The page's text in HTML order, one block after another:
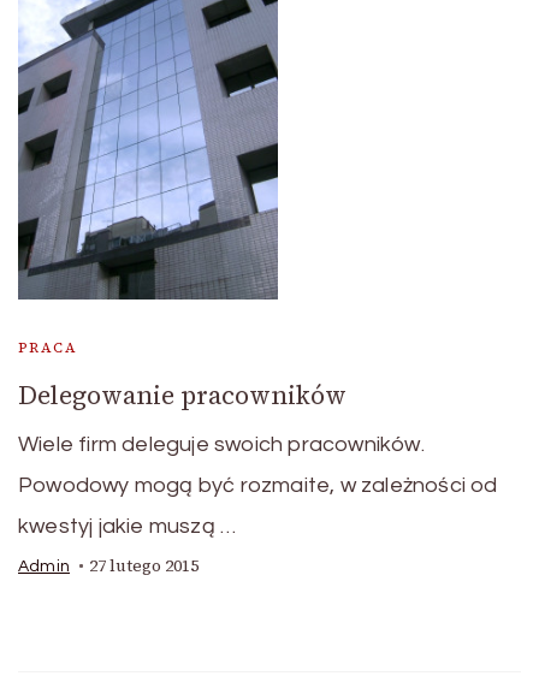
PRACA
Delegowanie pracowników
Wiele firm deleguje swoich pracowników.
Powodowy mogą być rozmaite, w zależności od
kwestyj jakie muszą …
Admin 27 lutego 2015